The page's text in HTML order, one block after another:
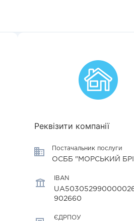
Реквізити компанії
Постачальник послуги
ОСББ "МОРСЬКИЙ
IBAN
902660
ЄДРПОУ